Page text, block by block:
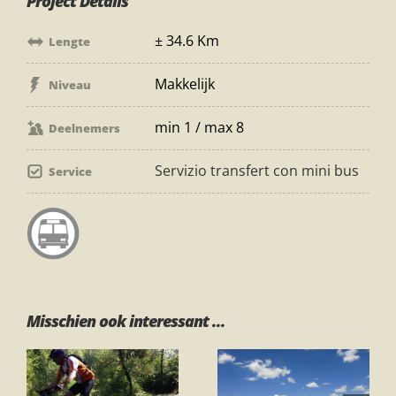
Lengte ± 34.6 Km
Niveau Makkelijk
Deelnemers min 1 / max 8
Service Servizio transfert con mini bus
Misschien ook interessant ...
Zonsondergang